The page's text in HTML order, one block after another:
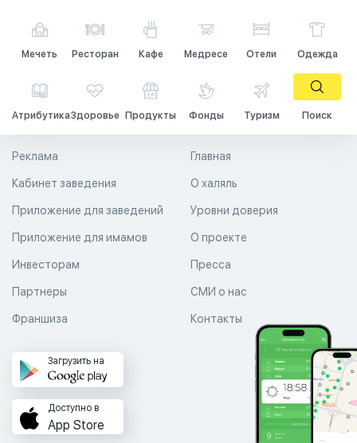
Мечеть Ресторан Кафе Медресе Отели Одежда
АтрибутикаЗдоровье Продукты Фонды Туризм Поиск
Главная
О халяль
Уровни доверия
Реклама
Кабинет заведения
Приложение для заведений
Приложение для имамов О проекте
Пресса
СМИ о нас
Контакты
Инвесторам
Партнеры
Франшиза
Загрузить на
Доступно в
App Store